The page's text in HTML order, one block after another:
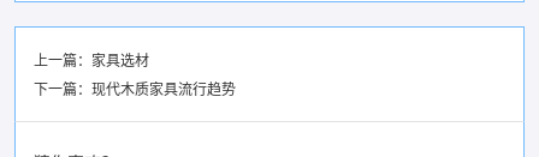
上一篇： 家具选材
下一篇： 现代木质家具流行趋势